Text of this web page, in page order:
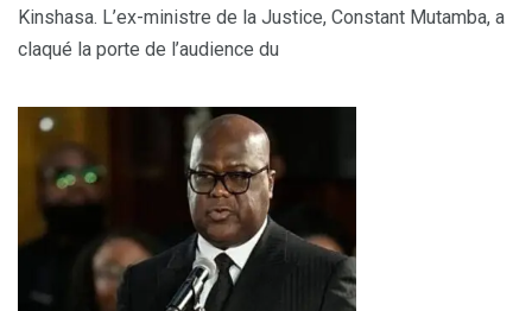
Kinshasa. L’ex-ministre de la Justice, Constant Mutamba, a
claqué la porte de l’audience du